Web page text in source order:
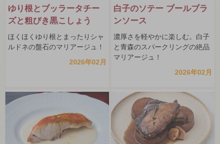
ゆり根とブッラータチー
ズと粗びき黒こしょう
ほくほくゆり根とまったりシャ
ルドネの盤石のマリアージュ！
2026年02月
白子のソテー ブールブラ
ンソース
濃厚さを軽やかに楽しむ。白子
と青森のスパークリングの絶品
マリアージュ！
2026年02月